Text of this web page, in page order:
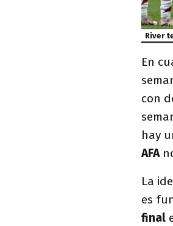
River
En
con
hay
AFA
La
es
final